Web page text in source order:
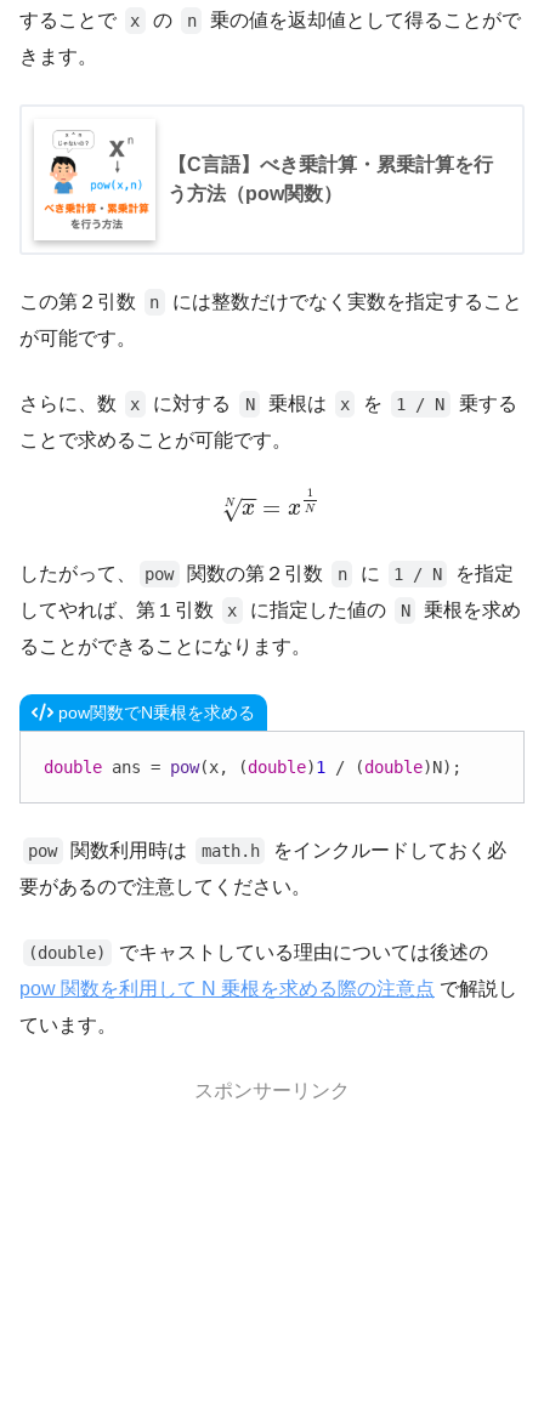
することで
x の n
乗の値を返却値として得ることがで
きます。
【C言語】べき乗計算・累乗計算を行
う方法（pow関数）
この第２引数 n
には整数だけでなく実数を指定すること
が可能です。
さらに、数 x に対する N 乗根は x を 1 / N
乗する
ことで求めることが可能です。
x
−
−
√
N = x
1
N
したがって、 pow 関数の第２引数 n に 1 / N
を指定
してやれば、第１引数
x に指定した値の N
乗根を求め
ることができることになります。
pow関数でN乗根を求める
double ans = pow(x, (double)1 / (double)N);
pow 関数利用時は math.h
をインクルードしておく必
要があるので注意してください。
(double)
でキャストしている理由については後述の
pow 関数を利用して N 乗根を求める際の注意点 で解説し
ています。
スポンサーリンク